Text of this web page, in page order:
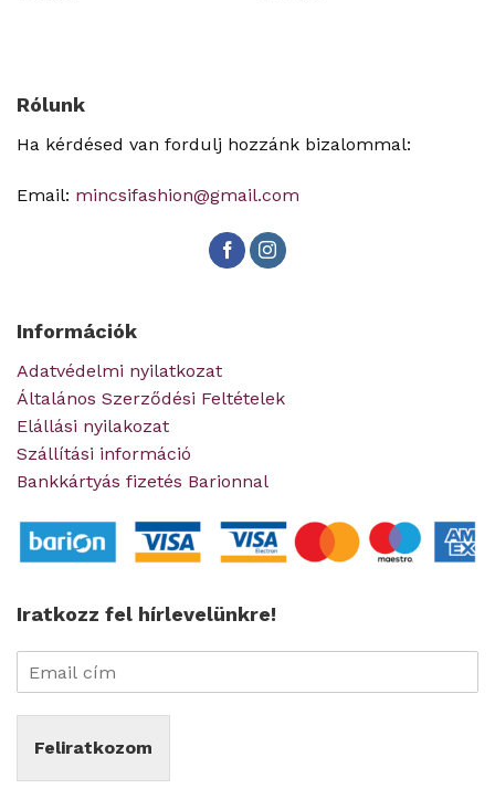
Rólunk
Ha kérdésed van fordulj hozzánk bizalommal:
Email: mincsifashion@gmail.com
Információk
Adatvédelmi nyilatkozat
Általános Szerződési Feltételek
Elállási nyilakozat
Szállítási információ
Bankkártyás fizetés Barionnal
Iratkozz fel hírlevelünkre!
Feliratkozom